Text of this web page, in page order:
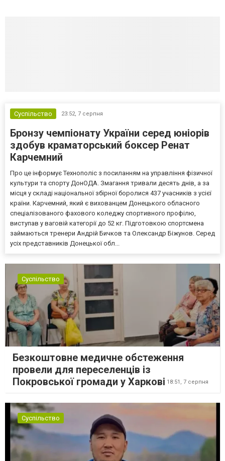
Суспільство 23:52, 7 серпня
Бронзу чемпіонату України серед юніорів
здобув краматорський боксер Ренат
Карчемний
Про це інформує Технополіс з посиланням на управління фізичної
культури та спорту ДонОДА. Змагання тривали десять днів, а за
місця у складі національної збірної боролися 437 учасників з усієї
країни. Карчемний, який є вихованцем Донецького обласного
спеціалізованого фахового коледжу спортивного профілю,
виступав у ваговій категорії до 52 кг. Підготовкою спортсмена
займаються тренери Андрій Бичков та Олександр Біжунов. Серед
усіх представників Донецької обл...
Суспільство
Безкоштовне медичне обстеження
провели для переселенців із
Покровської громади у Харкові 18:51, 7 серпня
Суспільство